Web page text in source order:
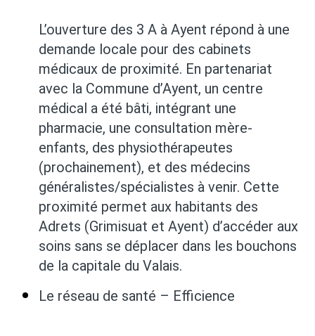
L’ouverture des 3 A à Ayent répond à une
demande locale pour des cabinets
médicaux de proximité. En partenariat
avec la Commune d’Ayent, un centre
médical a été bâti, intégrant une
pharmacie, une consultation mère-
enfants, des physiothérapeutes
(prochainement), et des médecins
généralistes/spécialistes à venir. Cette
proximité permet aux habitants des
Adrets (Grimisuat et Ayent) d’accéder aux
soins sans se déplacer dans les bouchons
de la capitale du Valais.
Le réseau de santé – Efficience